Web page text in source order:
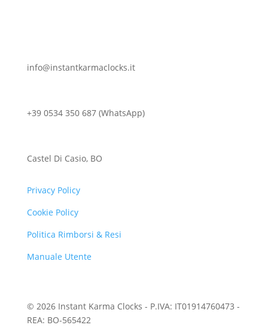
info@instantkarmaclocks.it
+39 0534 350 687 (WhatsApp)
Castel Di Casio, BO
Privacy Policy
Cookie Policy
Politica Rimborsi & Resi
Manuale Utente
© 2026 Instant Karma Clocks - P.IVA: IT01914760473 -
REA: BO-565422